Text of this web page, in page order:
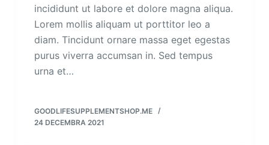
incididunt ut labore et dolore magna aliqua.
Lorem mollis aliquam ut porttitor leo a
diam. Tincidunt ornare massa eget egestas
purus viverra accumsan in. Sed tempus
urna et…
GOODLIFESUPPLEMENTSHOP.ME
24 DECEMBRA 2021